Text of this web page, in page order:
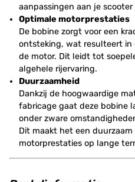
aanpassingen aan je
Optimale motorprestaties
De bobine zorgt voor een
ontsteking, wat resulteert in
de motor. Dit leidt tot
algehele rijervaring.
Duurzaamheid
Dankzij de hoogwaardige
fabricage gaat deze bobine
onder zware
Dit maakt het een
motorprestaties op lange